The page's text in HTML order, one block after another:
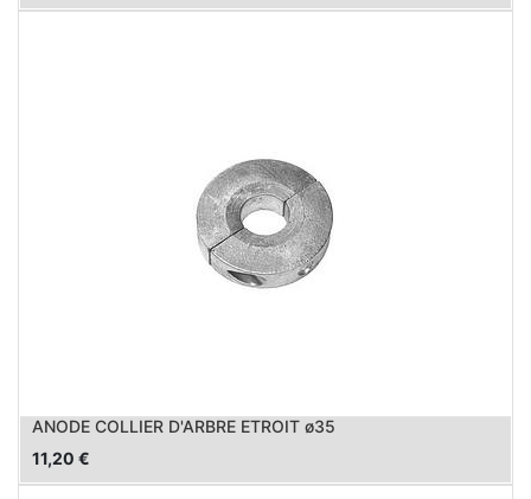
ANODE COLLIER D'ARBRE ETROIT ø35
11,20 €